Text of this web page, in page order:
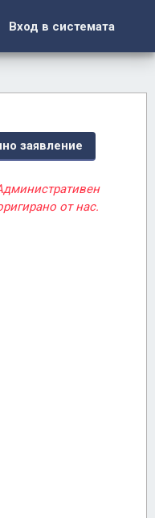
Вход в системата
заявление
от нас.